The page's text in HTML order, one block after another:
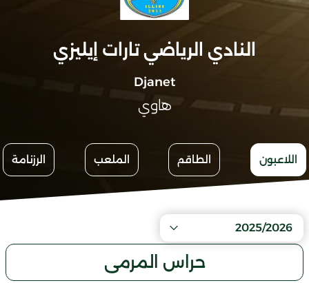
النادي الرياضي تارات إيليزي
Djanet
هاوي
اللاعبون الطاقم الملعب الرزنامة
2025/2026
حراس المرمى